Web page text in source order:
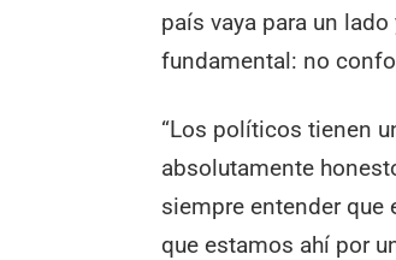
país vaya para un
fundamental: no
“Los políticos tienen
absolutamente
siempre entender que
que estamos ahí por